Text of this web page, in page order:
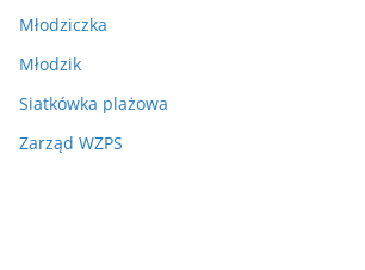
Młodziczka
Młodzik
Siatkówka plażowa
Zarząd WZPS